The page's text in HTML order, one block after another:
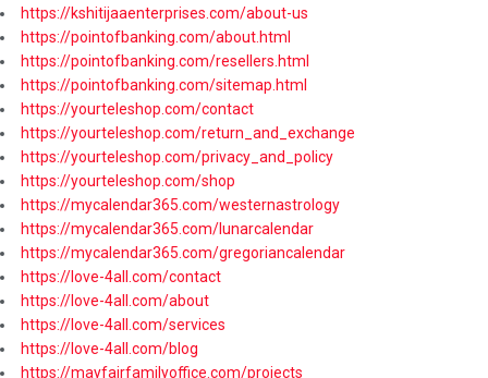
https://kshitijaaenterprises.com/about-us
https://pointofbanking.com/about.html
https://pointofbanking.com/resellers.html
https://pointofbanking.com/sitemap.html
https://yourteleshop.com/contact
https://yourteleshop.com/return_and_exchange
https://yourteleshop.com/privacy_and_policy
https://yourteleshop.com/shop
https://mycalendar365.com/westernastrology
https://mycalendar365.com/lunarcalendar
https://mycalendar365.com/gregoriancalendar
https://love-4all.com/contact
https://love-4all.com/about
https://love-4all.com/services
https://love-4all.com/blog
https://mayfairfamilyoffice.com/projects